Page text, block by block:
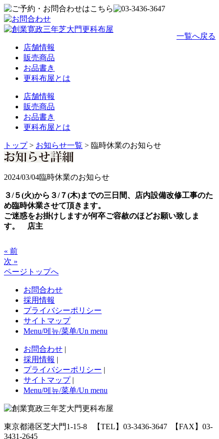
店舗情報
販売商品
お品書き
更科布屋とは
店舗情報
販売商品
お品書き
更科布屋とは
トップ > お知らせ一覧 > 臨時休業のお知らせ
一覧へ戻る
2024/03/04臨時休業のお知らせ
３/５(火)から３/７(木)までの三日間、店内設備改修工事のた
め臨時休業させて頂きます。
ご迷惑をお掛けしますが何卒ご容赦のほどお願い致しま
す。 店主
« 前
次 »
ページトップへ
お問合わせ
採用情報
プライバシーポリシー
サイトマップ
Menu/메뉴/菜单/Un menu
お問合わせ |
採用情報 |
プライバシーポリシー |
サイトマップ|
Menu/메뉴/菜单/Un menu
東京都港区芝大門1-15-8 【TEL】03-3436-3647
【FAX】03-
3431-2645